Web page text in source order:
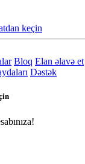
keçin
Bloq Elan əlavə et
Dəstək